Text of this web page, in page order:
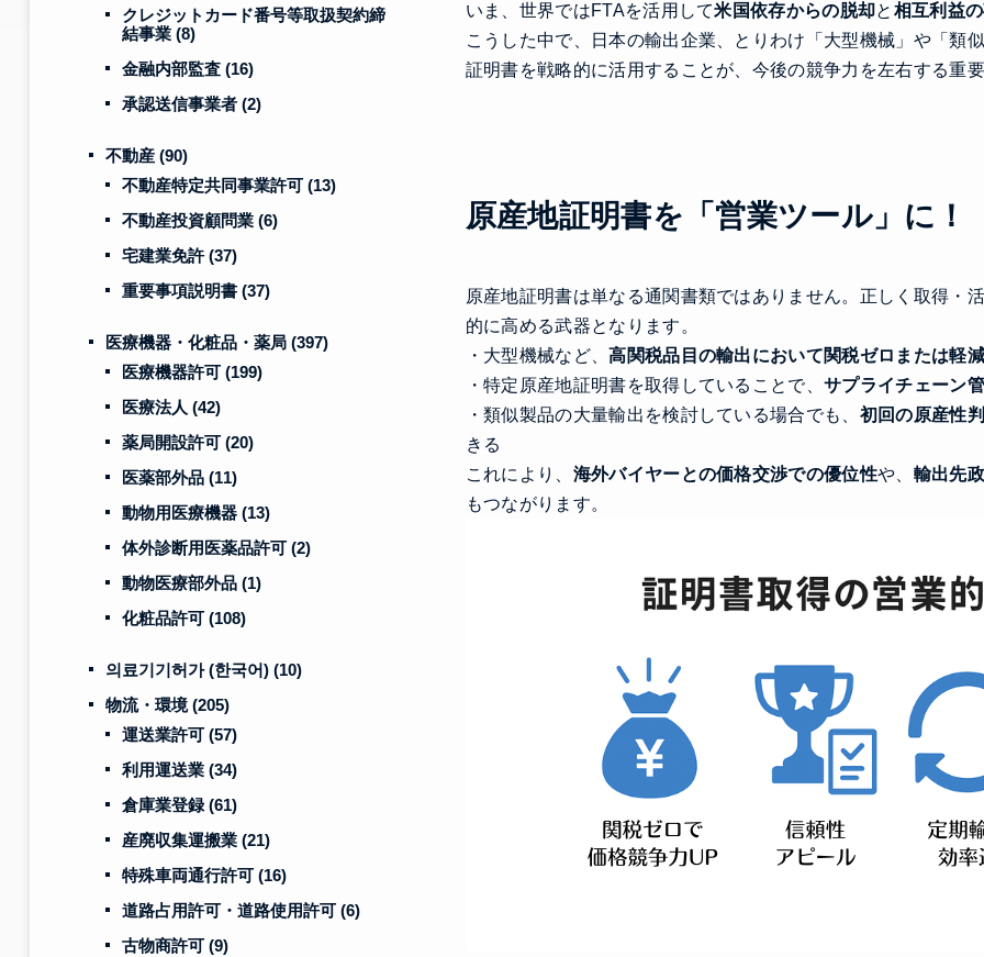
いま、世界ではFTAを活用して米国依存からの脱却と 相互利益
こうした中で、日本の輸出企業、とりわけ「大型機械」や「類
証明書を戦略的に活用することが、今後の競争力を左右する重
原産地証明書を「営業ツール」に！
原産地証明書は単なる通関書類ではありません。正しく取得・
的に高める武器となります。
・大型機械など、高関税品目の輸出において関税ゼロまたは軽
・特定原産地証明書を取得していることで、サプライチェーン
・類似製品の大量輸出を検討している場合でも、 初回の原産性
きる
これにより、 海外バイヤーとの価格交渉での優位性や、 輸出先
もつながります。
クレジットカード番号等取扱契約締
結事業 (8)
金融内部監査 (16)
承認送信事業者 (2)
不動産 (90)
不動産特定共同事業許可 (13)
不動産投資顧問業 (6)
宅建業免許(37)
重要事項説明書 (37)
医療機器・化粧品・薬局 (397)
医療機器許可 (199)
医療法人 (42)
薬局開設許可 (20)
医薬部外品 (11)
動物用医療機器 (13)
体外診断用医薬品許可 (2)
動物医療部外品 (1)
化粧品許可 (108)
의료기기허가 (한국어) (10)
物流・環境(205)
運送業許可 (57)
利用運送業 (34)
倉庫業登録(61)
産廃収集運搬業 (21)
特殊車両通行許可 (16)
道路占用許可・道路使用許可 (6)
古物商許可 (9)